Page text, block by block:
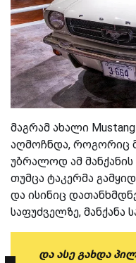
მაგრამ ახალი
აღმოჩნდა, როგორიც
უბრალოდ ამ მანქანის
თუმცა ტაკერმა
და ისინიც
საფუძველზე, მანქანა
და ასე გახდა